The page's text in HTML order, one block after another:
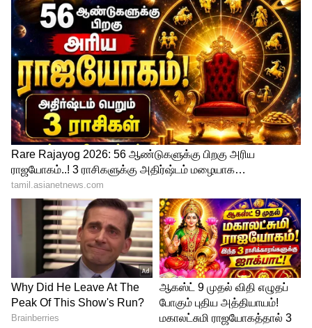
சர்வதேச போட்டிகளின் அழுத்தம்
போன்றவற்றை சமாளிப்பது ஒரு இளம்
வீரருக்கு எளிதான விஷயம் அல்ல. இதை
கருத்தில் கொண்டு, வைபவ் சூர்யவன்ஷி
பெற்றோர்களும் வெளிநாட்டு
சுற்றுப்பயணத்தில் அவருடன் பயணிக்க
பிசிசிஐ அனுமதி வழங்கியுள்ளது.